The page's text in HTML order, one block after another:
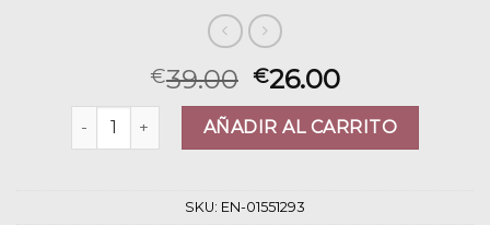
€39.00 €26.00
bolso shopper bimba y lola cantidad
AÑADIR AL CARRITO
SKU: EN-01551293